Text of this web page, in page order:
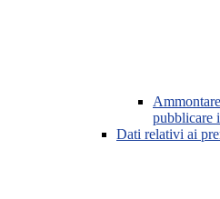
pubblicare
Dati relativi ai